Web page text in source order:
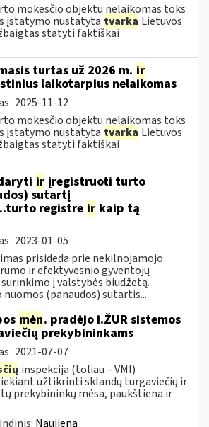
mokesčio objektu nelaikomas toks
įstatymo nustatyta tvarka Lietuvos
statyti faktiškai
turtas už 2026 m. ir
laikotarpius nelaikomas
2025-11-12
mokesčio objektu nelaikomas toks
įstatymo nustatyta tvarka Lietuvos
statyti faktiškai
ir įregistruoti turto
sutartį
registre ir kaip tą
2023-01-05
prisideda prie nekilnojamojo
ir efektyvesnio gyventojų
į valstybės biudžetą.
(panaudos) sutartis...
mėn. pradėjo i.ŽUR sistemos
prekybininkams
2021-07-07
inspekcija (toliau – VMI)
užtikrinti sklandų turgaviečių ir
prekybininkų mėsa, paukštiena ir
Naujiena